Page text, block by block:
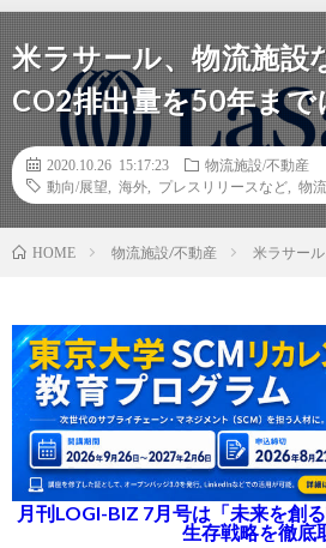
米ラサール、物流施設
CO2排出量を50年ま
2020.10.26 15:17:23
物流施設/不動産
動向/展望
海外 プレスリリースなど 物
HOME 物流施設/不動産 米ラサー
月刊LOGI-BIZ 7月号は「未来を創
生存戦略を徹底